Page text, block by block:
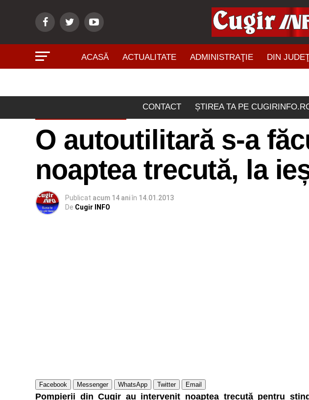
ACASĂ ACTUALITATE ADMINISTRAŢIE DIN
CONTACT ȘTIREA TA PE
O autoutilitară s-a
noaptea trecută, la
Publicat acum 14 aniîn 14.01.2013
De Cugir INFO
Facebook Messenger WhatsApp Twitter Email
Pompierii din Cugir au intervenit noaptea trecută pentru